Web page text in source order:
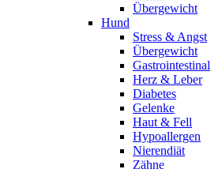
Übergewicht
Hund
Stress & Angst
Übergewicht
Gastrointestinal
Herz & Leber
Diabetes
Gelenke
Haut & Fell
Hypoallergen
Nierendiät
Zähne